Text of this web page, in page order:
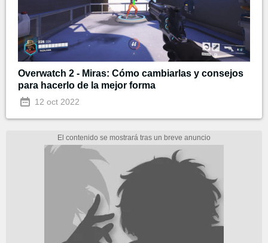
Overwatch 2 - Miras: Cómo cambiarlas y consejos
para hacerlo de la mejor forma
12 oct 2022